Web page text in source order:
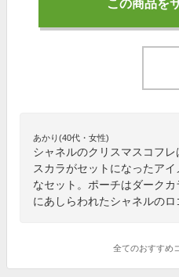
この商品を
あかり(40代・女性)
シャネルのクリスマスコフ
スカラがセットになったア
なセット。ポーチはダーク
にあしらわれたシャネルのロ
全てのおすすめ